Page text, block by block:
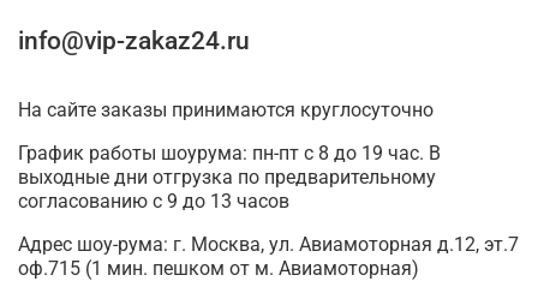
info@vip-zakaz24.ru
На сайте заказы принимаются круглосуточно
График работы шоурума: пн-пт с 8 до 19 час. В
выходные дни отгрузка по предварительному
согласованию с 9 до 13 часов
Адрес шоу-рума: г. Москва, ул. Авиамоторная д.12, эт.7
оф.715 (1 мин. пешком от м. Авиамоторная)